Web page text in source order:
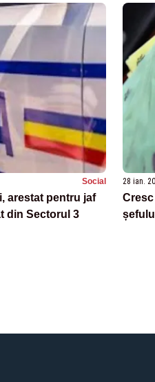
Social
arestat pentru jaf
din Sectorul 3
28 ian.